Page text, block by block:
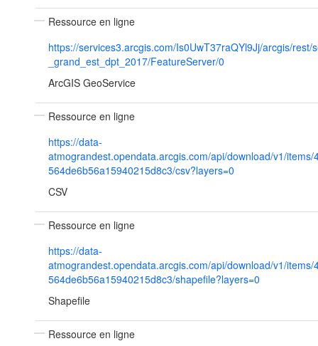
Ressource en ligne
https://services3.arcgis.com/Is0UwT37raQYl9Jj/arcgis/rest/
_grand_est_dpt_2017/FeatureServer/0
ArcGIS GeoService
Ressource en ligne
https://data-
atmograndest.opendata.arcgis.com/api/download/v1/items/
564de6b56a15940215d8c3/csv?layers=0
CSV
Ressource en ligne
https://data-
atmograndest.opendata.arcgis.com/api/download/v1/items/
564de6b56a15940215d8c3/shapefile?layers=0
Shapefile
Ressource en ligne